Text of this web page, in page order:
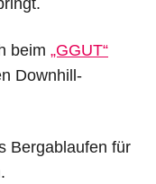
beim „GGUT“
Downhill-
Bergablaufen für